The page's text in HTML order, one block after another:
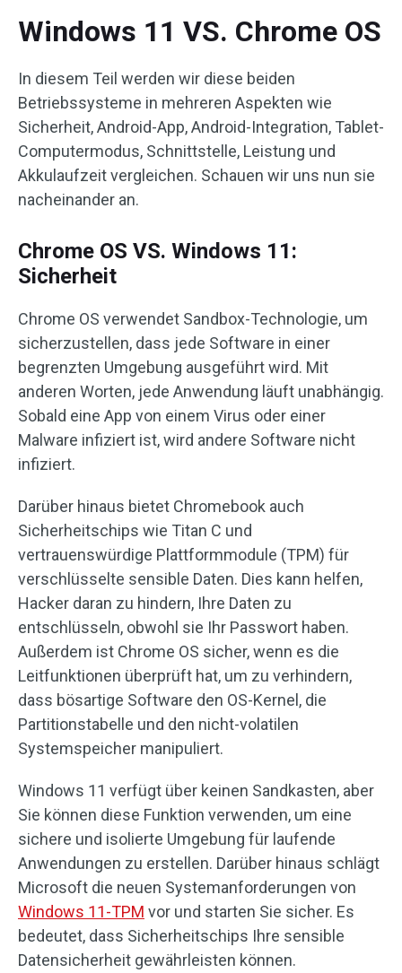
Windows 11 VS. Chrome OS
In diesem Teil werden wir diese beiden
Betriebssysteme in mehreren Aspekten wie
Sicherheit, Android-App, Android-Integration, Tablet-
Computermodus, Schnittstelle, Leistung und
Akkulaufzeit vergleichen. Schauen wir uns nun sie
nacheinander an.
Chrome OS VS. Windows 11:
Sicherheit
Chrome OS verwendet Sandbox-Technologie, um
sicherzustellen, dass jede Software in einer
begrenzten Umgebung ausgeführt wird. Mit
anderen Worten, jede Anwendung läuft unabhängig.
Sobald eine App von einem Virus oder einer
Malware infiziert ist, wird andere Software nicht
infiziert.
Darüber hinaus bietet Chromebook auch
Sicherheitschips wie Titan C und
vertrauenswürdige Plattformmodule (TPM) für
verschlüsselte sensible Daten. Dies kann helfen,
Hacker daran zu hindern, Ihre Daten zu
entschlüsseln, obwohl sie Ihr Passwort haben.
Außerdem ist Chrome OS sicher, wenn es die
Leitfunktionen überprüft hat, um zu verhindern,
dass bösartige Software den OS-Kernel, die
Partitionstabelle und den nicht-volatilen
Systemspeicher manipuliert.
Windows 11 verfügt über keinen Sandkasten, aber
Sie können diese Funktion verwenden, um eine
sichere und isolierte Umgebung für laufende
Anwendungen zu erstellen. Darüber hinaus schlägt
Microsoft die neuen Systemanforderungen von
Windows 11-TPM vor und starten Sie sicher. Es
bedeutet, dass Sicherheitschips Ihre sensible
Datensicherheit gewährleisten können.